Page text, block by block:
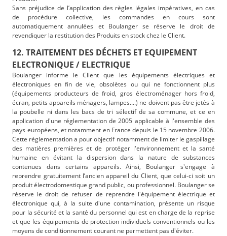
Sans préjudice de l’application des règles légales impératives, en cas
de procédure collective, les commandes en cours sont
automatiquement annulées et Boulanger se réserve le droit de
revendiquer la restitution des Produits en stock chez le Client.
12. TRAITEMENT DES DÉCHETS ET EQUIPEMENT
ELECTRONIQUE / ELECTRIQUE
Boulanger informe le Client que les équipements électriques et
électroniques en fin de vie, obsolètes ou qui ne fonctionnent plus
(équipements producteurs de froid, gros électroménager hors froid,
écran, petits appareils ménagers, lampes....) ne doivent pas être jetés à
la poubelle ni dans les bacs de tri sélectif de sa commune, et ce en
application d'une réglementation de 2005 applicable à l'ensemble des
pays européens, et notamment en France depuis le 15 novembre 2006.
Cette réglementation a pour objectif notamment de limiter le gaspillage
des matières premières et de protéger l'environnement et la santé
humaine en évitant la dispersion dans la nature de substances
contenues dans certains appareils. Ainsi, Boulanger s'engage à
reprendre gratuitement l’ancien appareil du Client, que celui-ci soit un
produit électrodomestique grand public, ou professionnel. Boulanger se
réserve le droit de refuser de reprendre l'équipement électrique et
électronique qui, à la suite d'une contamination, présente un risque
pour la sécurité et la santé du personnel qui est en charge de la reprise
et que les équipements de protection individuels conventionnels ou les
moyens de conditionnement courant ne permettent pas d'éviter.